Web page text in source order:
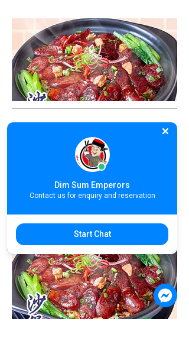
CLAYPOT RICE
Dim Sum Emperors
Contact us for enquiry and reservation
Start Chat